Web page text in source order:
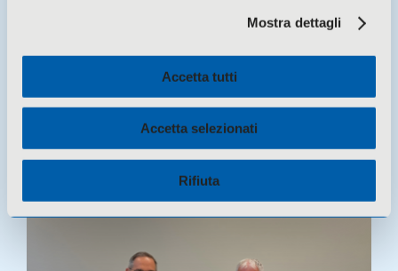
Mostra dettagli
Accetta tutti
Accetta selezionati
Rifiuta
Novità